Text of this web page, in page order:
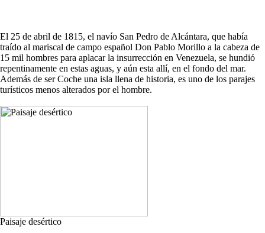
El 25 de abril de 1815, el navío San Pedro de Alcántara, que había
traído al mariscal de campo español Don Pablo Morillo a la cabeza de
15 mil hombres para aplacar la insurrección en Venezuela, se hundió
repentinamente en estas aguas, y aún esta allí, en el fondo del mar.
Además de ser Coche una isla llena de historia, es uno de los parajes
turísticos menos alterados por el hombre.
Paisaje desértico